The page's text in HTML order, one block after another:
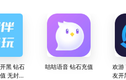
黑 钻石
无封号
咕咕语音 钻石充值
欢游
友开